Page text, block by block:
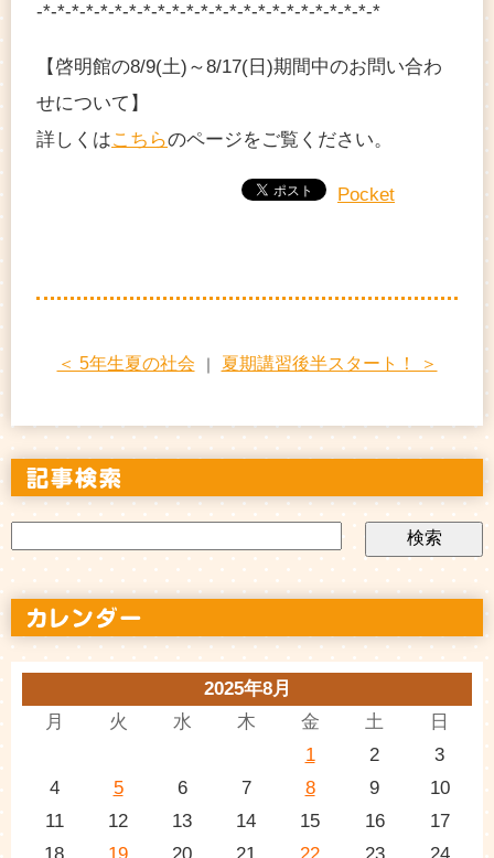
-*-*-*-*-*-*-*-*-*-*-*-*-*-*-*-*-*-*-*-*-*-*-*-*
【啓明館の8/9(土)～8/17(日)期間中のお問い合わ
せについて】
詳しくはこちらのページをご覧ください。
Pocket
＜ 5年生夏の社会 ｜ 夏期講習後半スタート！ ＞
2025年8月
月
火 水 木 金 土 日
1 2
3
4
5 6 7 8 9
10
11
12 13 14 15 16
17